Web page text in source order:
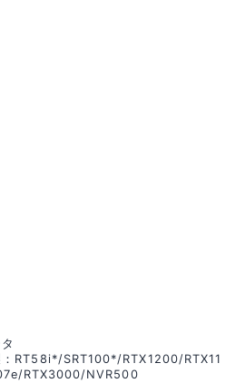
：RT58i*/SRT100*/RTX1200/RTX11
RTX3000/NVR500